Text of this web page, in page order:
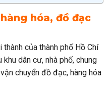
hóa, đồ đạc
thành của thành phố Hồ Chí
dân cư, nhà phố, chung
chuyển đồ đạc, hàng hóa